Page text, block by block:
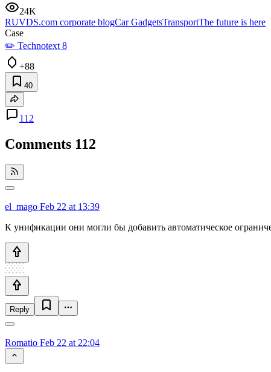
24K
RUVDS.com corporate blogCar GadgetsTransportThe future is here
Case
✏️ Technotext 8
+88
40
112
Comments 112
el_mago Feb 22 at 13:39
К унификации они могли бы добавить автоматическое
Reply
Romatio Feb 22 at 22:04